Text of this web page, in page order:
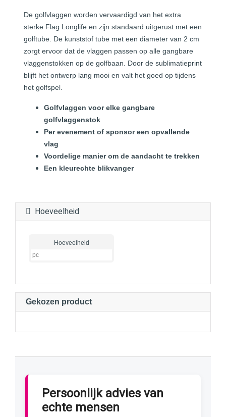
De golfvlaggen worden vervaardigd van het extra
sterke Flag Longlife en zijn standaard uitgerust met een
golftube. De kunststof tube met een diameter van 2 cm
zorgt ervoor dat de vlaggen passen op alle gangbare
vlaggenstokken op de golfbaan. Door de sublimatieprint
blijft het ontwerp lang mooi en valt het goed op tijdens
het golfspel.
Golfvlaggen voor elke gangbare
golfvlaggenstok
Per evenement of sponsor een opvallende
vlag
Voordelige manier om de aandacht te trekken
Een kleurechte blikvanger
Hoeveelheid
Hoeveelheid
Gekozen product
Persoonlijk advies van
echte mensen